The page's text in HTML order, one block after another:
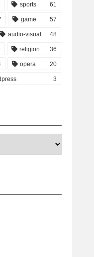
sports 61
game 57
audio-visual 48
religion 36
opera 20
3